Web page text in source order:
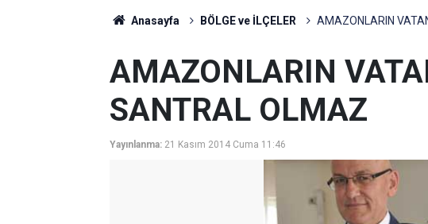
Anasayfa BÖLGE ve İLÇELER AMAZONLARIN
AMAZONLARIN
SANTRAL OLMAZ
Yayınlanma: 21 Kasım 2014 Cuma 11:46